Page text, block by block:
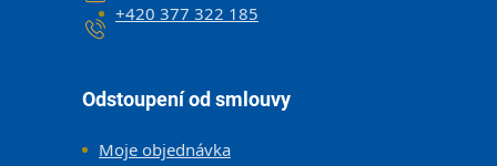
+420 377 322 185
Odstoupení od smlouvy
Moje objednávka